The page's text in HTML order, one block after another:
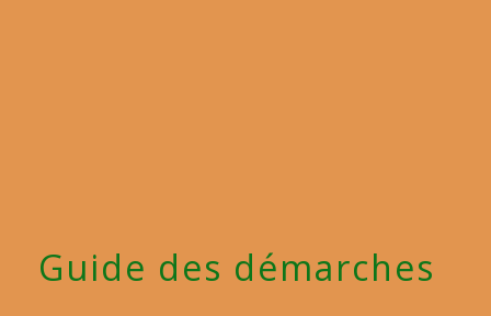
Guide des démarches